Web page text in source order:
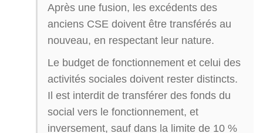
Après une fusion, les excédents des
anciens CSE doivent être transférés au
nouveau, en respectant leur nature.
Le budget de fonctionnement et celui des
activités sociales doivent rester distincts.
Il est interdit de transférer des fonds du
social vers le fonctionnement, et
inversement, sauf dans la limite de 10 %